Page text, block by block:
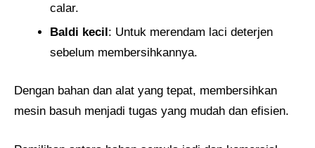
calar.
Baldi kecil: Untuk merendam laci deterjen
sebelum membersihkannya.
Dengan bahan dan alat yang tepat, membersihkan
mesin basuh menjadi tugas yang mudah dan efisien.